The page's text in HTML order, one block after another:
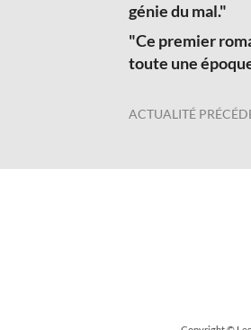
génie du mal."
"Ce premier
toute une
ACTUALITÉ